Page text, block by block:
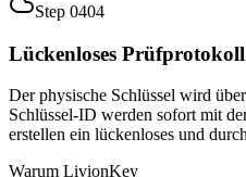
Step 0404
Lückenloses Prüfprotokoll
Der physische Schlüssel wird
Schlüssel-ID werden sofort mit
erstellen ein lückenloses und
Warum LivionKey